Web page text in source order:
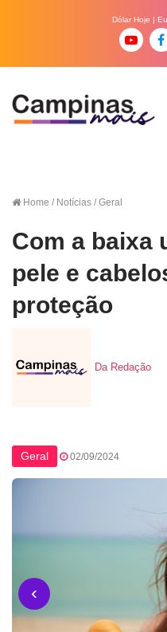
Dólar Hoje |
Home / Notícias / Geral
Com a baixa
pele e
proteção
Da Redação
Geral 02/09/2024
‹